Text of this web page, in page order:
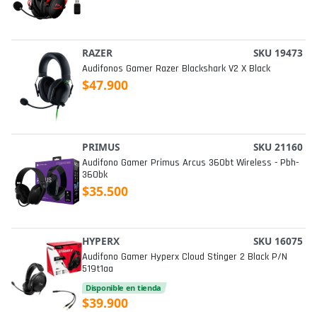
RAZER SKU 19473
Audifonos Gamer Razer Blackshark V2 X Black
$47.900
PRIMUS SKU 21160
Audifono Gamer Primus Arcus 360bt Wireless - Pbh-
360bk
$35.500
HYPERX SKU 16075
Audifono Gamer Hyperx Cloud Stinger 2 Black P/n
519t1aa
Disponible en tienda
$39.900